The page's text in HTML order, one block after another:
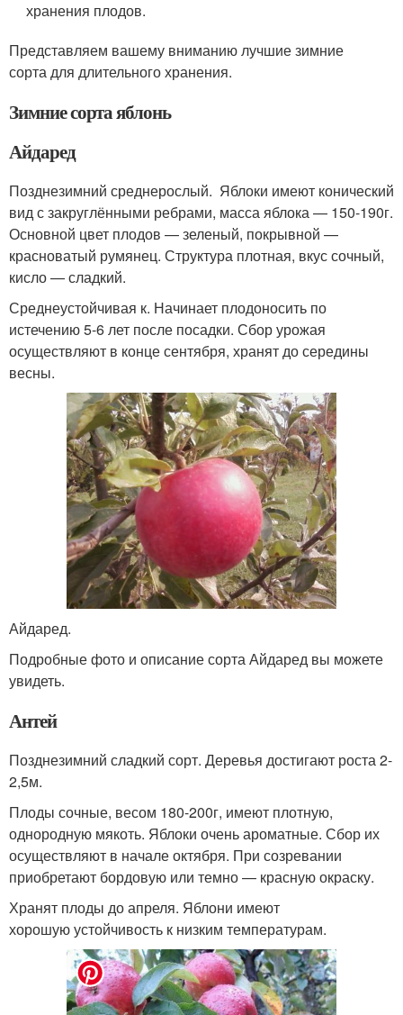
хранения плодов.
Представляем вашему вниманию лучшие зимние
сорта для длительного хранения.
Зимние сорта яблонь
Айдаред
Позднезимний среднерослый. Яблоки имеют конический
вид с закруглёнными ребрами, масса яблока — 150-190г.
Основной цвет плодов — зеленый, покрывной —
красноватый румянец. Структура плотная, вкус сочный,
кисло — сладкий.
Среднеустойчивая к. Начинает плодоносить по
истечению 5-6 лет после посадки. Сбор урожая
осуществляют в конце сентября, хранят до середины
весны.
Айдаред.
Подробные фото и описание сорта Айдаред вы можете
увидеть.
Антей
Позднезимний сладкий сорт. Деревья достигают роста 2-
2,5м.
Плоды сочные, весом 180-200г, имеют плотную,
однородную мякоть. Яблоки очень ароматные. Сбор их
осуществляют в начале октября. При созревании
приобретают бордовую или темно — красную окраску.
Хранят плоды до апреля. Яблони имеют
хорошую устойчивость к низким температурам.